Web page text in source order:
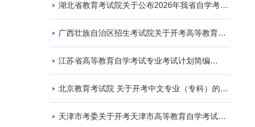
湖北省教育考试院关于公布2026年我省自学考试
广西壮族自治区招生考试院关于开考高等教育自
江苏省高等教育自学考试专业考试计划简编
北京教育考试院 关于开考中文专业（专科）的通
天津市考委关于开考天津市高等教育自学考试电